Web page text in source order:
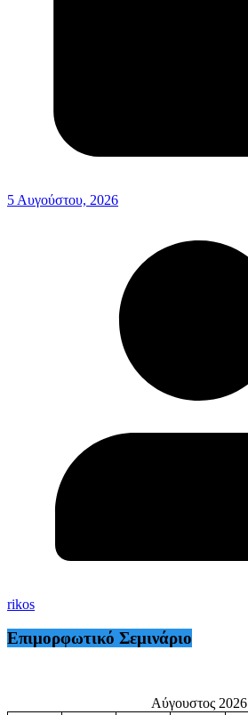
5 Αυγούστου, 2026
rikos
Επιμορφωτικό Σεμινάριο
Αύγουστος 2026